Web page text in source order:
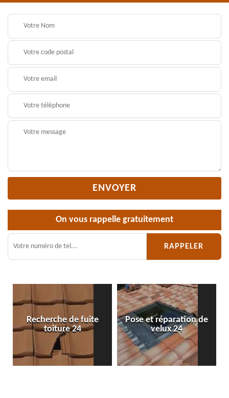
On vous rappelle gratuitement
Recherche de fuite
toiture 24
Pose et réparation de
velux 24